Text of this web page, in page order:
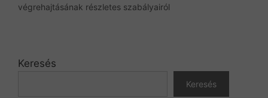
végrehajtásának részletes szabályairól
Keresés
Keresés